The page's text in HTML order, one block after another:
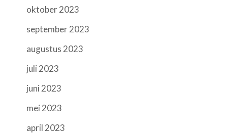
oktober 2023
september 2023
augustus 2023
juli 2023
juni 2023
mei 2023
april 2023